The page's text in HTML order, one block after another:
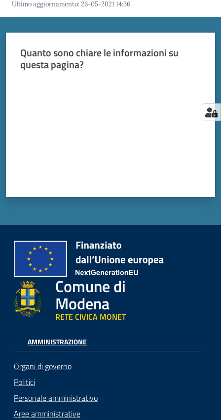
Ultimo aggiornamento:26-05-2021 14:36
Quanto sono chiare le informazioni su
questa pagina?
Comune di
Modena
RETE CIVICA MONET
AMMINISTRAZIONE
Organi di governo
Politici
Personale amministrativo
Aree amministrative